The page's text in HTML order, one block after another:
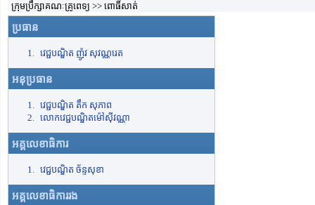
ក្រុមប្រឹក្សាគណៈគ្រូពេទ្យ >> ពោធិ៍សាត់
ប្រធាន
វេជ្ជបណ្ឌិត ញ៉ូវ សុវណ្ណរេត
អនុប្រធាន
វេជ្ជបណ្ឌិត តឹក សុភាព
លោកវេជ្ជបណ្ឌិតម៉ៅស៊ីវណ្ណា
អគ្គលេខាធិការ
វេជ្ជបណ្ឌិត ច័ន្ទសុខា
អគ្គលេខាធិការរង